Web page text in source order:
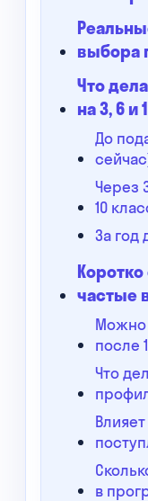
выбора
Что
на 3, 6 и
До
Через
10
За год
частые
Можно
после
Что
в